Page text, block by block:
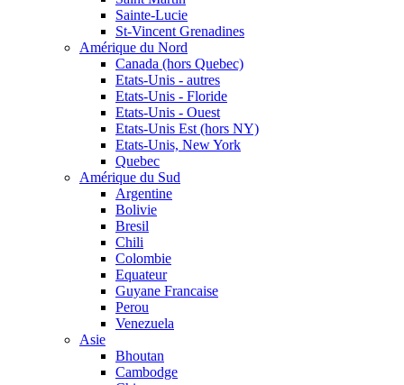
Sainte-Lucie
St-Vincent Grenadines
Amérique du Nord
Canada (hors Quebec)
Etats-Unis - autres
Etats-Unis - Floride
Etats-Unis - Ouest
Etats-Unis Est (hors NY)
Etats-Unis, New York
Quebec
Amérique du Sud
Argentine
Bolivie
Bresil
Chili
Colombie
Equateur
Guyane Francaise
Perou
Venezuela
Asie
Bhoutan
Cambodge